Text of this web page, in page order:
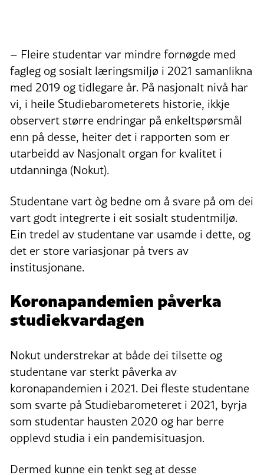
– Fleire studentar var mindre fornøgde med
fagleg og sosialt læringsmiljø i 2021 samanlikna
med 2019 og tidlegare år. På nasjonalt nivå har
vi, i heile Studiebarometerets historie, ikkje
observert større endringar på enkeltspørsmål
enn på desse, heiter det i rapporten som er
utarbeidd av Nasjonalt organ for kvalitet i
utdanninga (Nokut).
Studentane vart òg bedne om å svare på om dei
vart godt integrerte i eit sosialt studentmiljø.
Ein tredel av studentane var usamde i dette, og
det er store variasjonar på tvers av
institusjonane.
Koronapandemien påverka
studiekvardagen
Nokut understrekar at både dei tilsette og
studentane var sterkt påverka av
koronapandemien i 2021. Dei fleste studentane
som svarte på Studiebarometeret i 2021, byrja
som studentar hausten 2020 og har berre
opplevd studia i ein pandemisituasjon.
Dermed kunne ein tenkt seg at desse